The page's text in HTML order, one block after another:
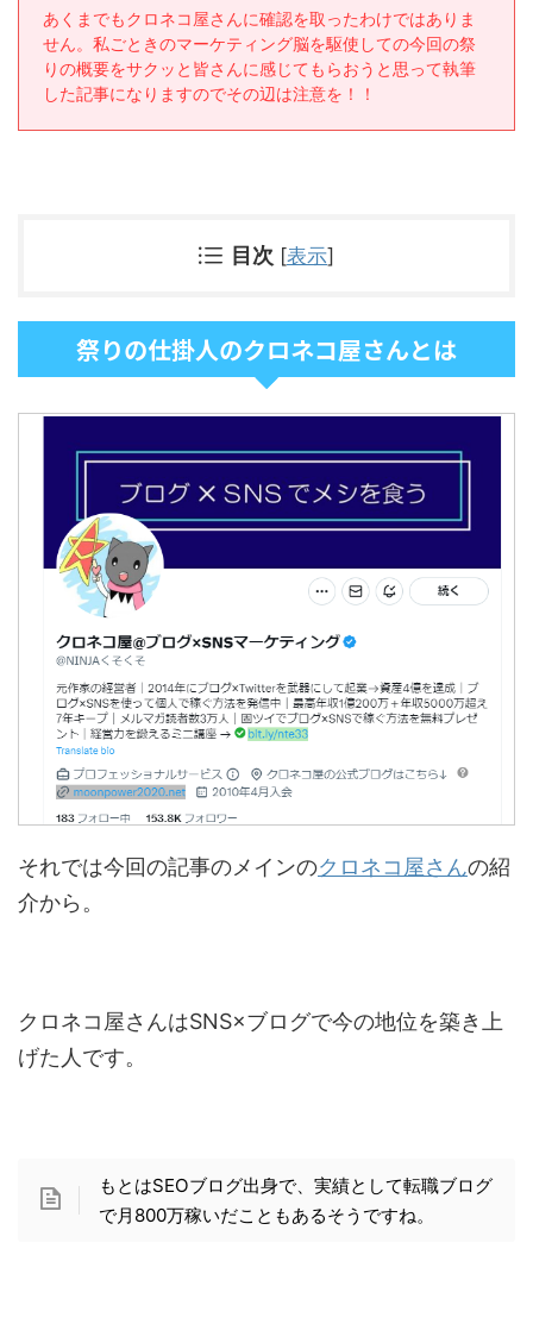
あくまでもクロネコ屋さんに確認を取ったわけではありま
せん。私ごときのマーケティング脳を駆使しての今回の祭
りの概要をサクッと皆さんに感じてもらおうと思って執筆
した記事になりますのでその辺は注意を！！
目次 [表示]
祭りの仕掛人のクロネコ屋さんとは
それでは今回の記事のメインのクロネコ屋さんの紹
介から。
クロネコ屋さんはSNS×ブログで今の地位を築き上
げた人です。
もとはSEOブログ出身で、実績として転職ブログ
で月800万稼いだこともあるそうですね。